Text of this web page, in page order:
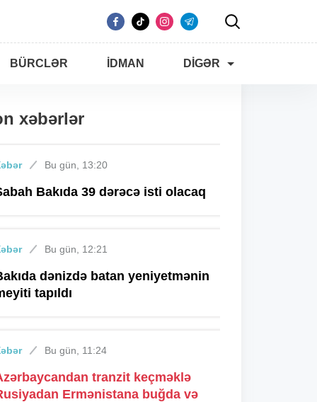
BÜRCLƏR İDMAN DIGƏR
xəbərlər
Bu gün, 13:20
Bakıda 39 dərəcə isti olacaq
Bu gün, 12:21
dənizdə batan yeniyetmənin
tapıldı
Bu gün, 11:24
tranzit keçməklə
Ermənistana buğda və